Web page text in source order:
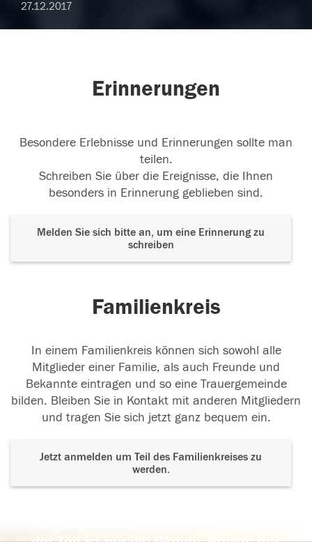
27.12.2017
Erinnerungen
Besondere Erlebnisse und Erinnerungen sollte man
teilen.
Schreiben Sie über die Ereignisse, die Ihnen
besonders in Erinnerung geblieben sind.
Melden Sie sich bitte an, um eine Erinnerung zu
schreiben
Familienkreis
In einem Familienkreis können sich sowohl alle
Mitglieder einer Familie, als auch Freunde und
Bekannte eintragen und so eine Trauergemeinde
bilden. Bleiben Sie in Kontakt mit anderen Mitgliedern
und tragen Sie sich jetzt ganz bequem ein.
Jetzt anmelden um Teil des Familienkreises zu
werden.